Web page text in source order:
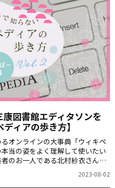
図書館エディタソンを
ィアの歩き方】
オンラインの大事典「ウィキペ
当の姿をよく理解して使いたい
者のお一人である北村紗衣さん
2023-08-02